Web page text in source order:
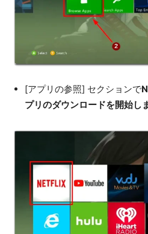
[アプリの参照] セクションで
プリのダウンロードを開始し